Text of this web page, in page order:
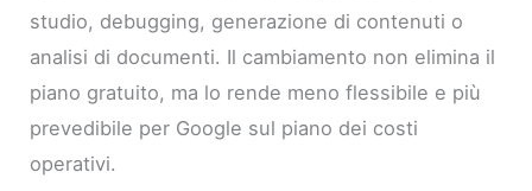
studio, debugging, generazione di contenuti o
analisi di documenti. Il cambiamento non elimina il
piano gratuito, ma lo rende meno flessibile e più
prevedibile per Google sul piano dei costi
operativi.